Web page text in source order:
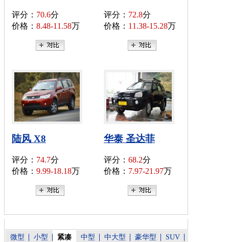
评分： 70.6分
价格： 8.48-11.58万
评分： 72.8分
价格： 11.38-15.28万
陆风 X8
评分： 74.7分
价格： 9.99-18.18万
华泰 圣达菲
评分： 68.2分
价格： 7.97-21.97万
微型 小型 紧凑 中型 中大型 豪华型 SUV